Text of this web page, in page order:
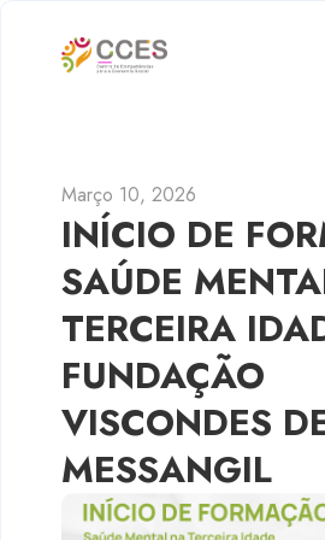
Março 10, 2026
INÍCIO DE
SAÚDE
TERCEIRA
FUNDAÇÃO
VISCONDES
MESSANGIL